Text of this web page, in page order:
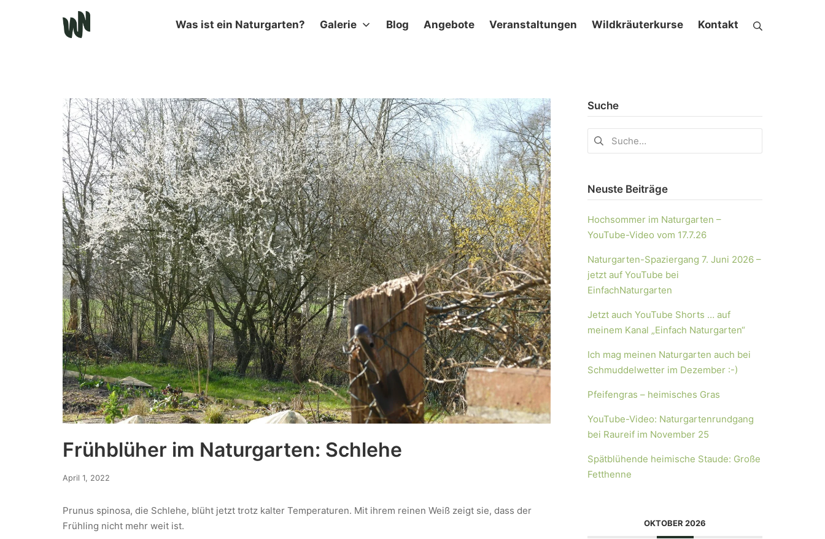
Was ist ein Naturgarten? Galerie Blog Angebote Veranstaltungen Wildkräuterkurse Kontakt
Frühblüher im Naturgarten: Schlehe
April 1, 2022
Prunus spinosa, die Schlehe, blüht jetzt trotz kalter Temperaturen. Mit ihrem reinen Weiß zeigt sie, dass der
Frühling nicht mehr weit ist.
Suche
Neuste Beiträge
Hochsommer im Naturgarten –
YouTube-Video vom 17.7.26
Naturgarten-Spaziergang 7. Juni 2026 –
jetzt auf YouTube bei
EinfachNaturgarten
Jetzt auch YouTube Shorts … auf
meinem Kanal „Einfach Naturgarten“
Ich mag meinen Naturgarten auch bei
Schmuddelwetter im Dezember :-)
Pfeifengras – heimisches Gras
YouTube-Video: Naturgartenrundgang
bei Raureif im November 25
Spätblühende heimische Staude: Große
Fetthenne
OKTOBER 2026